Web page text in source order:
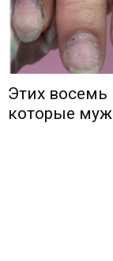
Этих
которые